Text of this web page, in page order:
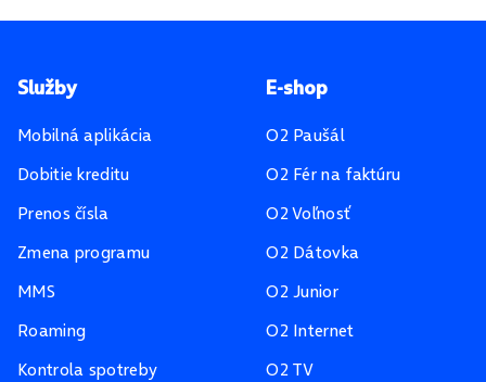
Pätička stránky
Služby
Mobilná aplikácia
Dobitie kreditu
Prenos čísla
Zmena programu
MMS
Roaming
Kontrola spotreby
E-shop
O2 Paušál
O2 Fér na faktúru
O2 Voľnosť
O2 Dátovka
O2 Junior
O2 Internet
O2 TV